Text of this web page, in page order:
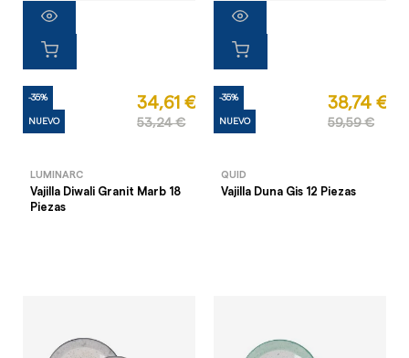
-35%
NUEVO
34,61 €
53,24 €
LUMINARC
Vajilla Diwali Granit Marb 18
Piezas
-35%
NUEVO
38,74 €
59,59 €
QUID
Vajilla Duna Gis 12 Piezas